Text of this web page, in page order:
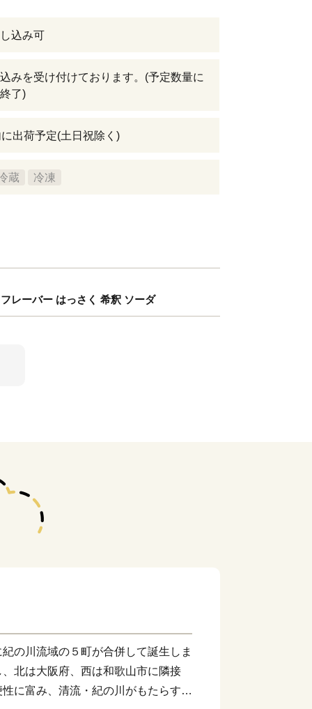
込み可
みを受け付けております。(予定数量に
了)
出荷予定(土日祝除く)
蔵 冷凍
レーバー はっさく 希釈 ソーダ
の川流域の５町が合併して誕生しま
北は大阪府、西は和歌山市に隣接
に富み、清流・紀の川がもたらす豊